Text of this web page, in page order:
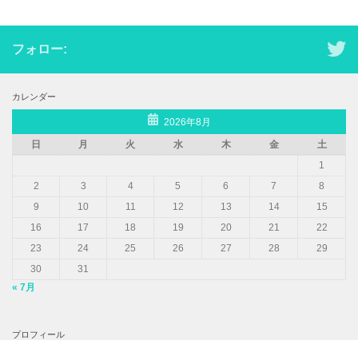
フォロー:
カレンダー
2026年8月
日
月 火 水 木 金
土
1
2
3 4 5 6 7
8
9
10 11 12 13 14
15
16
17 18 19 20 21
22
23
24 25 26 27 28
29
30
31
« 7月
プロフィール